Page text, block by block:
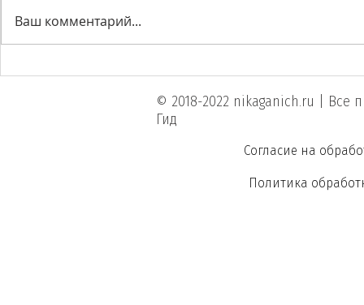
"У НАС ЧЕСТНЫЕ КУРЫ!"
и трендах
Ваш комментарий...
© 2018-2022 nikaganich.ru | Все
Гид
Согласие на
Политика